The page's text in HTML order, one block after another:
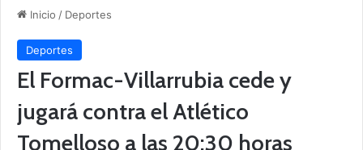
Inicio / Deportes
Deportes
El Formac-Villarrubia cede y
jugará contra el Atlético
Tomelloso a las 20:30 horas